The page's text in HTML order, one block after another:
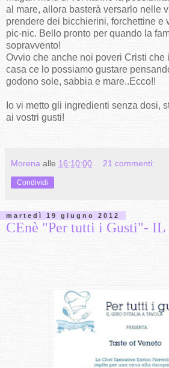
al mare, allora basterà versarlo nelle
prendere dei bicchierini, forchettine e
pic-nic. Bello pronto per quando la
sopravvento!
Ovvio che anche noi poveri Cristi che
casa ce lo possiamo gustare
godono sole, sabbia e mare..Ecco!!
Io vi metto gli ingredienti senza dosi,
ai vostri gusti!
Morena alle 16:10:00 21 commenti:
Condividi
martedì 19 giugno 2012
CEnè "Per tutti i Gusti"-